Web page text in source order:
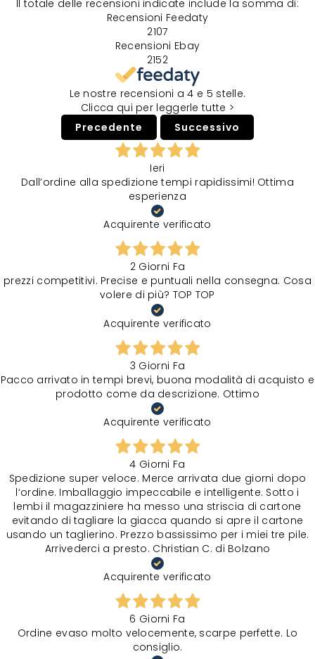
Il totale delle recensioni indicate include la somma di:
Recensioni Feedaty
2107
Recensioni Ebay
2152
Le nostre recensioni a 4 e 5 stelle.
Clicca qui per leggerle tutte >
Precedente
Successivo
Ieri
Dall’ordine alla spedizione tempi rapidissimi! Ottima
esperienza
Acquirente verificato
2 Giorni Fa
prezzi competitivi. Precise e puntuali nella consegna. Cosa
volere di più? TOP TOP
Acquirente verificato
3 Giorni Fa
Pacco arrivato in tempi brevi, buona modalità di acquisto e
prodotto come da descrizione. Ottimo
Acquirente verificato
4 Giorni Fa
Spedizione super veloce. Merce arrivata due giorni dopo
l‘ordine. Imballaggio impeccabile e intelligente. Sotto i
lembi il magazziniere ha messo una striscia di cartone
evitando di tagliare la giacca quando si apre il cartone
usando un taglierino. Prezzo bassissimo per i miei tre pile.
Arrivederci a presto. Christian C. di Bolzano
Acquirente verificato
6 Giorni Fa
Ordine evaso molto velocemente, scarpe perfette. Lo
consiglio.